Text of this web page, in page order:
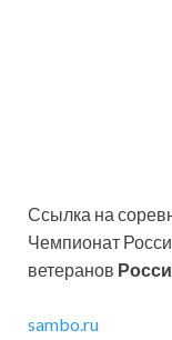
Ссылка на
Чемпионат
ветеранов
sambo.ru